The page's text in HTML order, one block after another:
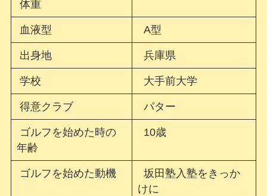
体重
血液型 A型
出身地 兵庫県
学校 大手前大学
得意クラブ パター
ゴルフを始めた時の
年齢
10歳
ゴルフを始めた動機
坂田塾入塾をきっか
けに